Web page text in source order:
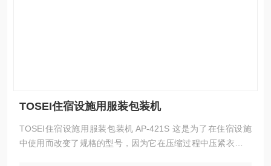
TOSEI住宿设施用服装包装机
TOSEI住宿设施用服装包装机 AP-421S 这是为了在住宿设施
中使用而改变了规格的型号，因为它在压缩过程中压紧衣服，